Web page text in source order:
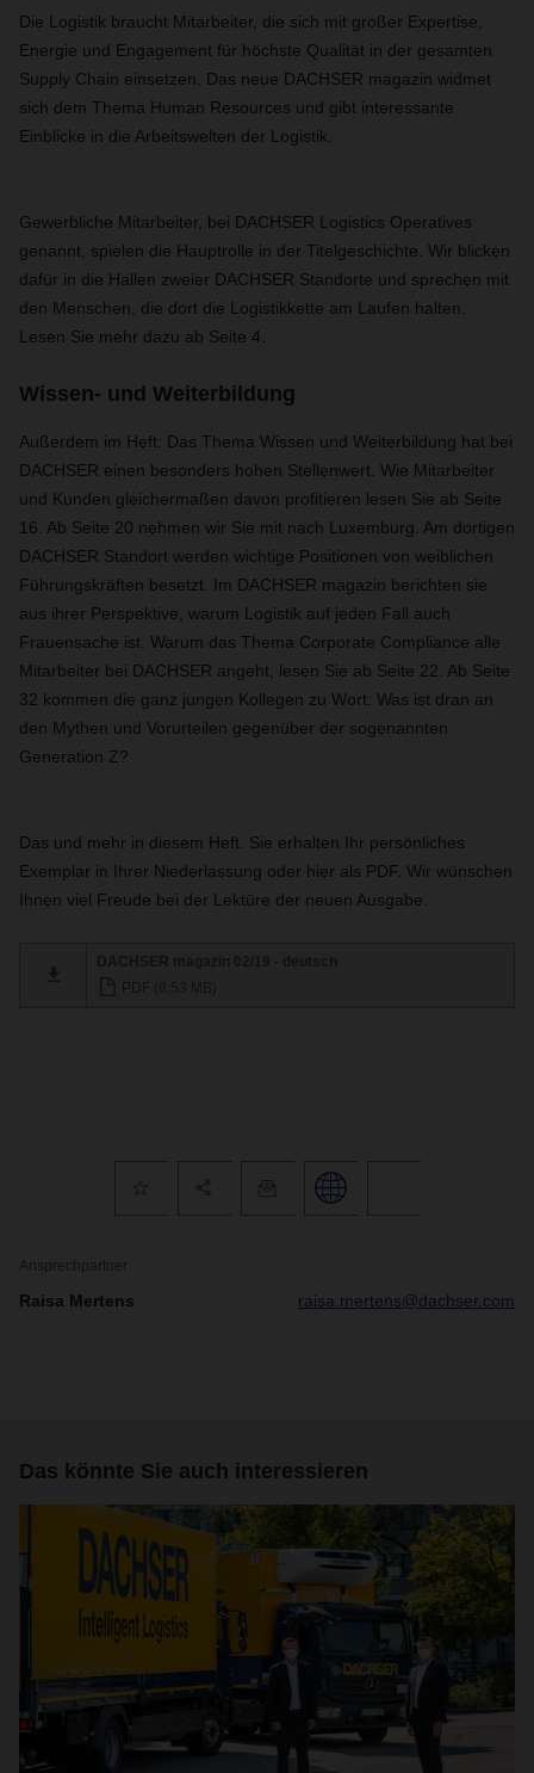
Die Logistik braucht Mitarbeiter, die sich mit großer Expertise,
Energie und Engagement für höchste Qualität in der gesamten
Supply Chain einsetzen. Das neue DACHSER magazin widmet
sich dem Thema Human Resources und gibt interessante
Einblicke in die Arbeitswelten der Logistik.
Gewerbliche Mitarbeiter, bei DACHSER Logistics Operatives
genannt, spielen die Hauptrolle in der Titelgeschichte. Wir blicken
dafür in die Hallen zweier DACHSER Standorte und sprechen mit
den Menschen, die dort die Logistikkette am Laufen halten.
Lesen Sie mehr dazu ab Seite 4.
Wissen- und Weiterbildung
Außerdem im Heft: Das Thema Wissen und Weiterbildung hat bei
DACHSER einen besonders hohen Stellenwert. Wie Mitarbeiter
und Kunden gleichermaßen davon profitieren lesen Sie ab Seite
16. Ab Seite 20 nehmen wir Sie mit nach Luxemburg. Am dortigen
DACHSER Standort werden wichtige Positionen von weiblichen
Führungskräften besetzt. Im DACHSER magazin berichten sie
aus ihrer Perspektive, warum Logistik auf jeden Fall auch
Frauensache ist. Warum das Thema Corporate Compliance alle
Mitarbeiter bei DACHSER angeht, lesen Sie ab Seite 22. Ab Seite
32 kommen die ganz jungen Kollegen zu Wort: Was ist dran an
den Mythen und Vorurteilen gegenüber der sogenannten
Generation Z?
Das und mehr in diesem Heft. Sie erhalten Ihr persönliches
Exemplar in Ihrer Niederlassung oder hier als PDF. Wir wünschen
Ihnen viel Freude bei der Lektüre der neuen Ausgabe.
Ansprechpartner
Raisa Mertens raisa.mertens@dachser.com
Das könnte Sie auch interessieren